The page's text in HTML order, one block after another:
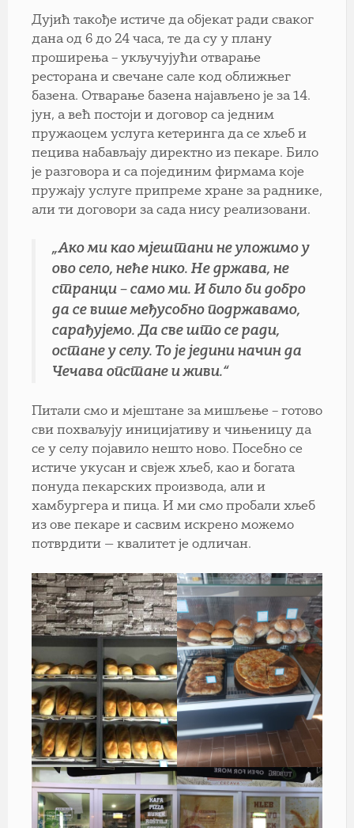
Дујић такође истиче да објекат ради сваког
дана од 6 до 24 часа, те да су у плану
проширења – укључујући отварање
ресторана и свечане сале код оближњег
базена. Отварање базена најављено је за 14.
јун, а већ постоји и договор са једним
пружаоцем услуга кетеринга да се хљеб и
пецива набављају директно из пекаре. Било
је разговора и са појединим фирмама које
пружају услуге припреме хране за раднике,
али ти договори за сада нису реализовани.
„Ако ми као мјештани не уложимо у
ово село, неће нико. Не држава, не
странци – само ми. И било би добро
да се више међусобно подржавамо,
сарађујемо. Да све што се ради,
остане у селу. То је једини начин да
Чечава опстане и живи.“
Питали смо и мјештане за мишљење – готово
сви похваљују иницијативу и чињеницу да
се у селу појавило нешто ново. Посебно се
истиче укусан и свјеж хљеб, као и богата
понуда пекарских производа, али и
хамбургера и пица. И ми смо пробали хљеб
из ове пекаре и сасвим искрено можемо
потврдити — квалитет је одличан.